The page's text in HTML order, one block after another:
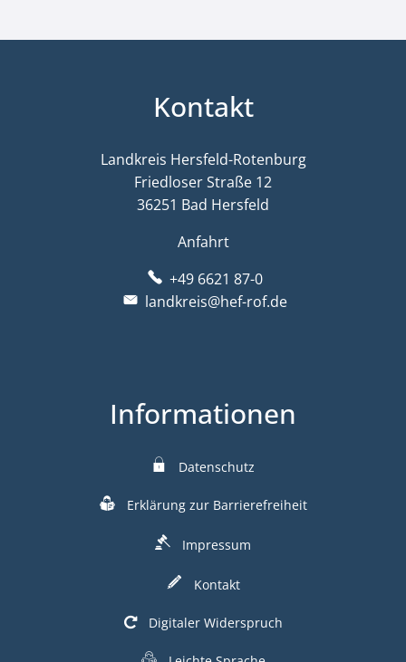
Kontakt
Landkreis Hersfeld-Rotenburg
Friedloser Straße 12
36251 Bad Hersfeld
Anfahrt
+49 6621 87-0
landkreis@hef-rof.de
Informationen
Datenschutz
Erklärung zur Barrierefreiheit
Impressum
Kontakt
Digitaler Widerspruch